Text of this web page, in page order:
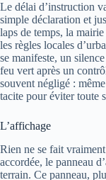
Le délai d’instruction
simple déclaration et
laps de temps, la
les règles locales
se manifeste, un
feu vert après un
souvent négligé :
tacite pour éviter toute
L’affichage
Rien ne se fait
accordée, le panneau
terrain. Ce panneau,